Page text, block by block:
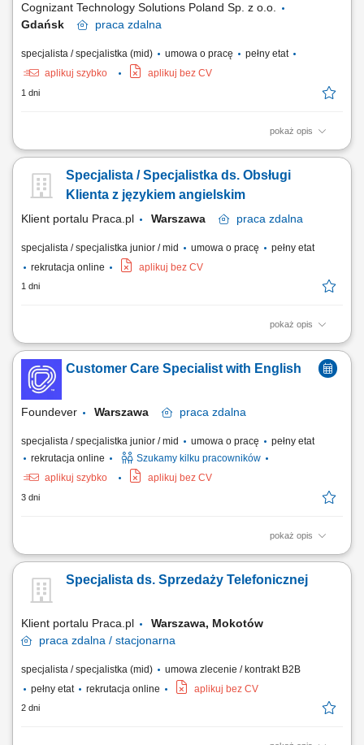
Cognizant Technology Solutions Poland Sp. z o.o.
Gdańsk
praca zdalna
specjalista / specjalistka (mid) umowa o pracę
pełny etat
aplikuj szybko
aplikuj bez CV
1 dni
pokaż opis
What we do We are dedicated to helping the world's leading companies
digital. Cognizant Poland offices are located in Gdańsk, Wrocław, and
Kraków. With the capacity to support various clients, we offer a world of...
Specjalista / Specjalistka ds. Obsługi
Klienta z językiem angielskim
Klient portalu Praca.pl Warszawa praca zdalna
specjalista / specjalistka junior / mid umowa o pracę
pełny etat
rekrutacja online
aplikuj bez CV
1 dni
pokaż opis
zapewnianie profesjonalnej obsługi klienta w języku angielskim
udzielanie wsparcia w zakresie produktów, zamówień oraz kont
użytkowników; odpowiadanie na pytania klientów i pomoc w
rozwiązywaniu bieżących problemów; diagnozowanie podstawowych
zgłoszeń dotyczących produktów i...
Customer Care Specialist with English
Foundever Warszawa praca zdalna
specjalista / specjalistka junior / mid umowa o pracę
pełny etat
rekrutacja online
Szukamy kilku pracowników
aplikuj szybko
aplikuj bez CV
3 dni
pokaż opis
Location: Gdańsk or Warsaw, Poland Contract type: Fixed-term contract
responsibilities Provide premium customer care. Support customers with
product-related questions, orders, account inquiries, and general
Specjalista ds. Sprzedaży Telefonicznej
Klient portalu Praca.pl
Warszawa, Mokotów
praca zdalna / stacjonarna
specjalista / specjalistka (mid)
umowa zlecenie / kontrakt B2B
pełny etat
rekrutacja online aplikuj bez CV
2 dni